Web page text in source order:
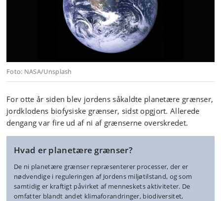
Foto: NASA/Unsplash
For otte år siden blev jordens såkaldte planetære grænser,
jordklodens biofysiske grænser, sidst opgjort. Allerede
dengang var fire ud af ni af grænserne overskredet.
Hvad er planetære grænser?
De ni planetære grænser repræsenterer processer, der er
nødvendige i reguleringen af Jordens miljøtilstand, og som
samtidig er kraftigt påvirket af menneskets aktiviteter. De
omfatter blandt andet klimaforandringer, biodiversitet,